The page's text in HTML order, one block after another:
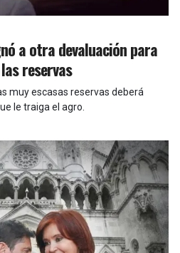
a otra devaluación para
reservas
muy escasas reservas deberá
le traiga el agro.